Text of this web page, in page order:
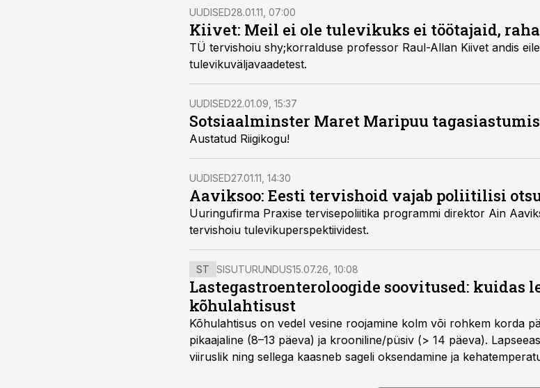
UUDISED28.01.11, 07:00
Kiivet: Meil ei ole tulevikuks ei töötajaid,
TÜ tervishoiu shy;korralduse professor Raul-Allan Kiivet andis eile riigikogus ülevaate Eesti tervishoiu
tulevikuväljavaadetest.
UUDISED22.01.09, 15:37
Sotsiaalminster Maret Maripuu
Austatud Riigikogu!
UUDISED27.01.11, 14:30
Aaviksoo: Eesti tervishoid vajab poliitilisi
Uuringufirma Praxise tervisepoliitika programmi direktor Ain Aaviksoo rääkis täna riigikogus Eesti
tervishoiu tulevikuperspektiividest.
ST SISUTURUNDUS15.07.26, 10:08
Lastegastroenteroloogide soovitused: kuidas
kõhulahtisust
Kõhulahtisus on vedel vesine roojamine kolm või rohkem korda
pikaajaline (8–13 päeva) ja krooniline/püsiv (> 14 päeva).
viiruslik ning sellega kaasneb sageli oksendamine ja